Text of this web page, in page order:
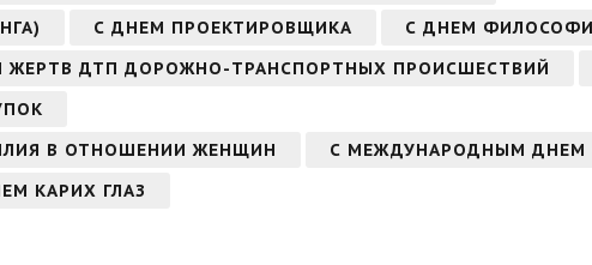
С ДНЕМ ПРОЕКТИРОВЩИКА
С ДНЕМ
ДТП ДОРОЖНО-ТРАНСПОРТНЫХ ПРОИСШЕСТВИЙ
В ОТНОШЕНИИ ЖЕНЩИН
С МЕЖДУНАРОДНЫМ ДНЕМ
КАРИХ ГЛАЗ